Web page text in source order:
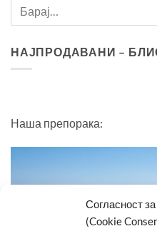
Согласност
(Cookie
НАЈПРОДАВАНИ –
Наша препорака: